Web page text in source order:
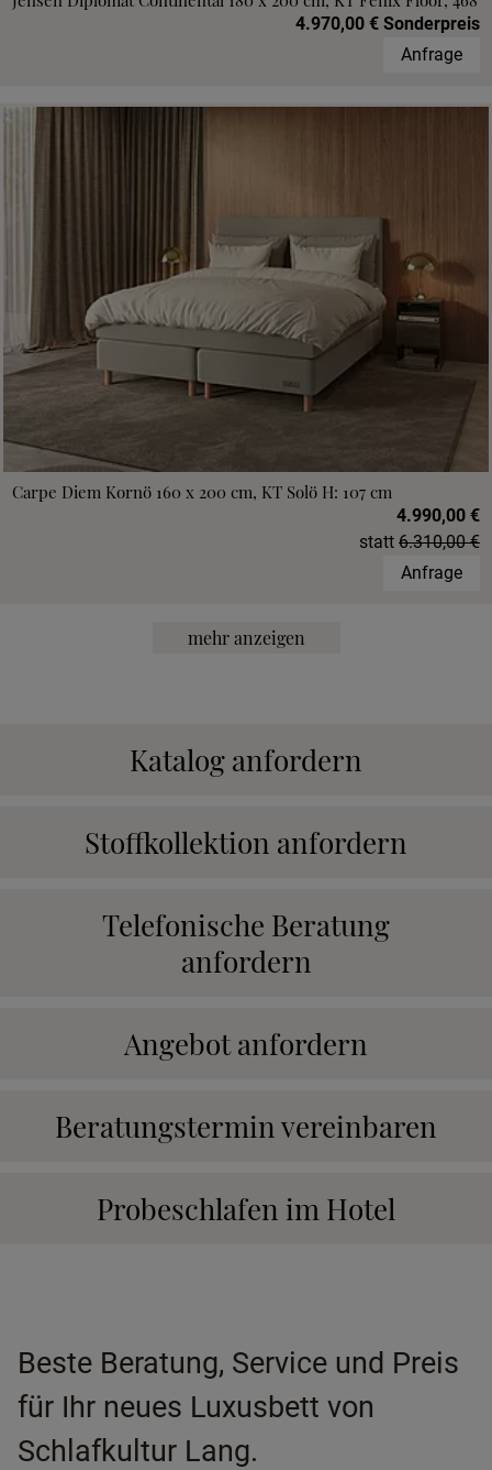
4.970,00 € Sonderpreis
Anfrage
Carpe Diem Kornö 160 x 200 cm, KT Solö H: 107 cm
4.990,00 €
statt 6.310,00 €
Anfrage
mehr anzeigen
Katalog anfordern
Stoffkollektion anfordern
Telefonische Beratung
anfordern
Angebot anfordern
Beratungstermin vereinbaren
Probeschlafen im Hotel
Beste Beratung, Service und Preis
für Ihr neues Luxusbett von
Schlafkultur Lang.